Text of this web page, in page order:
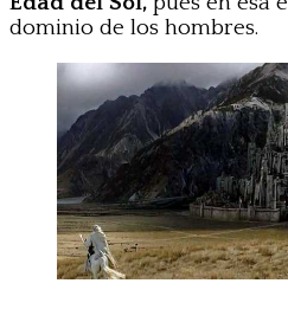
dominio de los hombres.